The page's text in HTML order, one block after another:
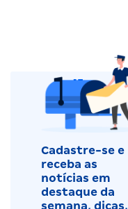
Cadastre-se e
receba as
notícias em
destaque da
semana, dicas,